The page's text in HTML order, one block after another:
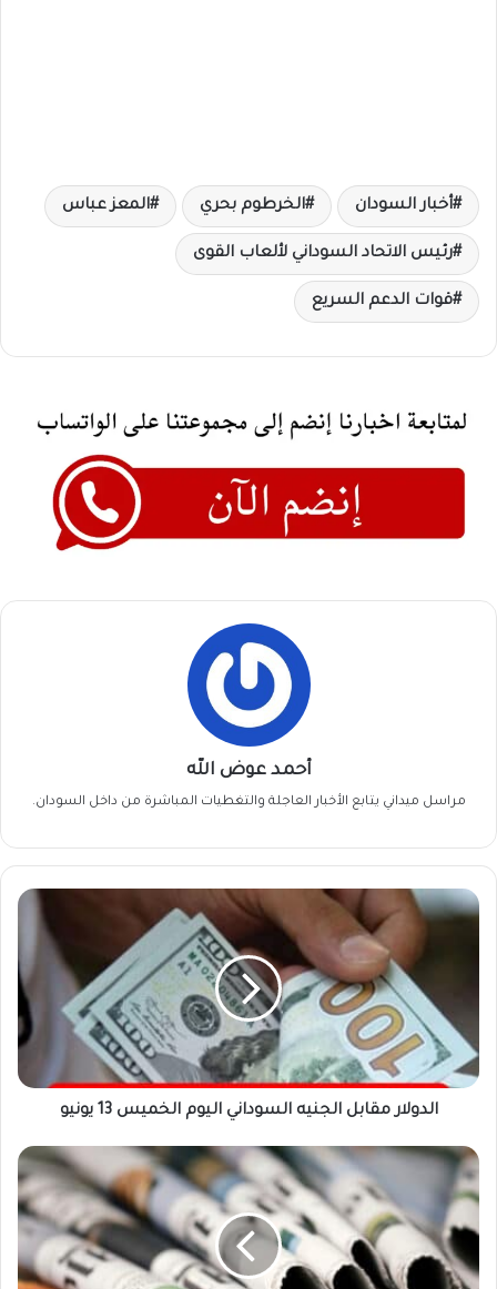
أخبار السودان الخرطوم بحري المعز عباس
رئيس الاتحاد السوداني لألعاب القوى
قوات الدعم السريع
أحمد عوض الله
مراسل ميداني يتابع الأخبار العاجلة والتغطيات المباشرة من داخل السودان.
الدولار
مقابل
الخميس
يونيو
الدولار مقابل الجنيه السوداني اليوم الخميس 13 يونيو
اهم
عناوين
الصحف
السودانية
اليوم